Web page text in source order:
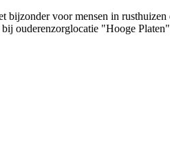
voor mensen in
ouderenzorglocatie "Hooge